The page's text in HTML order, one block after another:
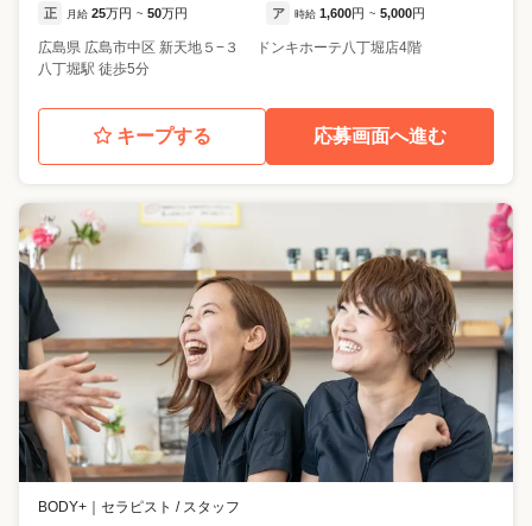
正 月給 25万円 ~ 50万円 ア 時給 1,600円 ~ 5,000円
広島県 広島市中区 新天地５−３ ドンキホーテ八丁堀店4階
八丁堀駅 徒歩5分
キープする 応募画面へ進む
BODY+ ｜ セラピスト / スタッフ